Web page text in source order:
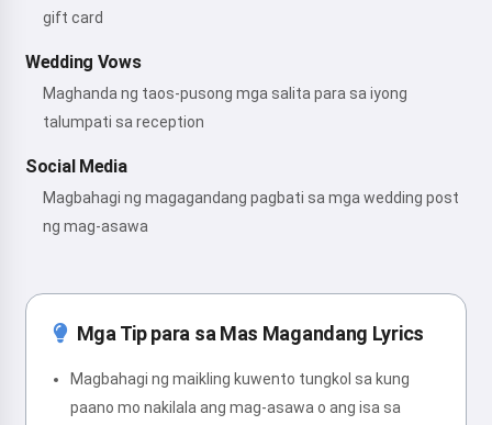
gift card
Wedding Vows
Maghanda ng taos-pusong mga salita para sa iyong
talumpati sa reception
Social Media
Magbahagi ng magagandang pagbati sa mga wedding post
ng mag-asawa
Mga Tip para sa Mas Magandang Lyrics
Magbahagi ng maikling kuwento tungkol sa kung
paano mo nakilala ang mag-asawa o ang isa sa